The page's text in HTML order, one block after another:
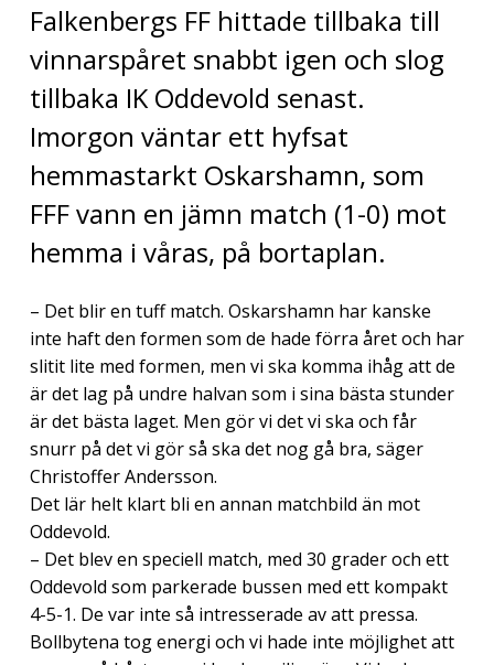
Falkenbergs FF hittade tillbaka till
vinnarspåret snabbt igen och slog
tillbaka IK Oddevold senast.
Imorgon väntar ett hyfsat
hemmastarkt Oskarshamn, som
FFF vann en jämn match (1-0) mot
hemma i våras, på bortaplan.
– Det blir en tuff match. Oskarshamn har kanske
inte haft den formen som de hade förra året och har
slitit lite med formen, men vi ska komma ihåg att de
är det lag på undre halvan som i sina bästa stunder
är det bästa laget. Men gör vi det vi ska och får
snurr på det vi gör så ska det nog gå bra, säger
Christoffer Andersson.
Det lär helt klart bli en annan matchbild än mot
Oddevold.
– Det blev en speciell match, med 30 grader och ett
Oddevold som parkerade bussen med ett kompakt
4-5-1. De var inte så intresserade av att pressa.
Bollbytena tog energi och vi hade inte möjlighet att